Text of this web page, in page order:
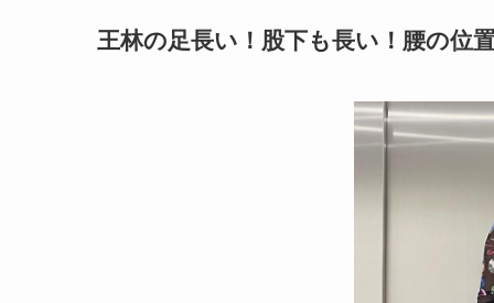
王林の足長い！股下も長い！腰の位